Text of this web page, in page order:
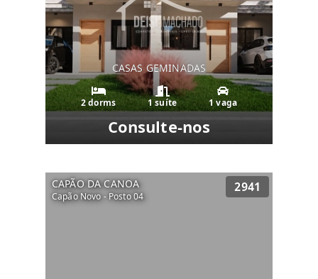
CASAS GEMINADAS
2 dorms 1 suíte 1 vaga
Consulte-nos
CAPÃO DA CANOA
Capão Novo - Posto 04
2941